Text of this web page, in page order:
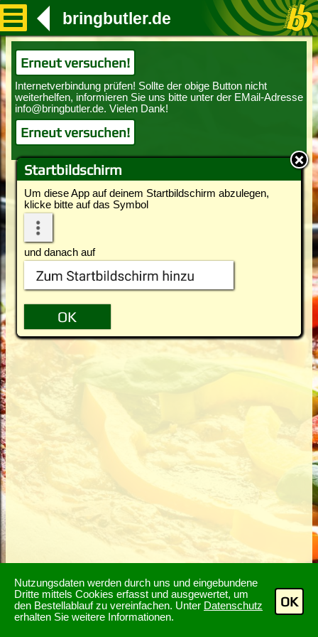
Nutzungsdaten werden durch uns und eingebundene
Dritte mittels Cookies erfasst und ausgewertet, um
den Bestellablauf zu vereinfachen. Unter Datenschutz
erhalten Sie weitere Informationen.
OK
Startbildschirm
Um diese App auf deinem Startbildschirm abzulegen,
klicke bitte auf das Symbol
und danach auf
bringbutler.de
Erneut versuchen!
Erneut versuchen!